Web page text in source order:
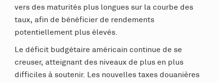
vers des maturités plus longues sur la courbe des
taux, afin de bénéficier de rendements
potentiellement plus élevés.
Le déficit budgétaire américain continue de se
creuser, atteignant des niveaux de plus en plus
difficiles à soutenir. Les nouvelles taxes douanières